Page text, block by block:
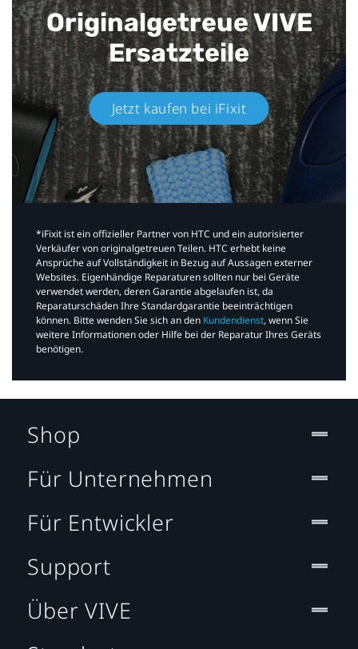
Originalgetreue VIVE
Ersatzteile
Jetzt kaufen bei iFixit​
*iFixit ist ein offizieller Partner von HTC und ein autorisierter
Verkäufer von originalgetreuen Teilen. HTC erhebt keine
Ansprüche auf Vollständigkeit in Bezug auf Aussagen externer
Websites. Eigenhändige Reparaturen sollten nur bei Geräte
verwendet werden, deren Garantie abgelaufen ist, da
Reparaturschäden Ihre Standardgarantie beeinträchtigen
können. Bitte wenden Sie sich an den Kundendienst, wenn Sie
weitere Informationen oder Hilfe bei der Reparatur Ihres Geräts
benötigen.​
Shop
Für Unternehmen
Für Entwickler
Support
Über VIVE